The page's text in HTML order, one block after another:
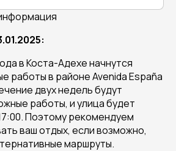
в Коста-Адехе начнутся
работы в районе Avenida España
двух недель будут
работы, и улица будет
Поэтому рекомендуем
ваш отдых, если возможно,
маршруты.